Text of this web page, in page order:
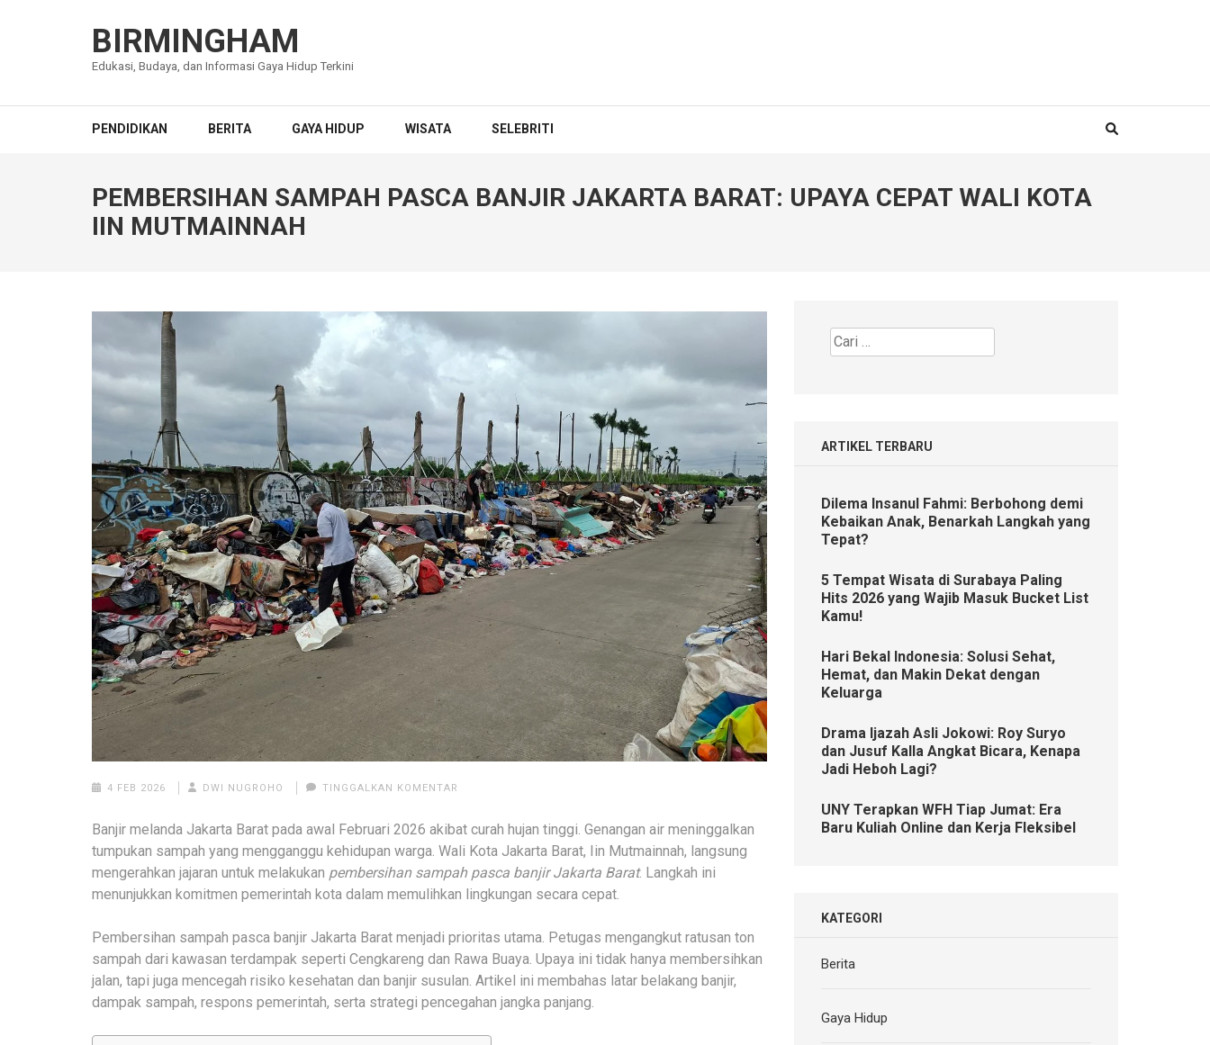
BIRMINGHAM
Edukasi, Budaya, dan Informasi Gaya Hidup Terkini
PENDIDIKAN BERITA GAYA HIDUP WISATA SELEBRITI
PEMBERSIHAN SAMPAH PASCA BANJIR JAKARTA BARAT: UPAYA CEPAT WALI KOTA
IIN MUTMAINNAH
4 FEB 2026 DWI NUGROHO TINGGALKAN KOMENTAR
Banjir melanda Jakarta Barat pada awal Februari 2026 akibat curah hujan tinggi. Genangan air meninggalkan
tumpukan sampah yang mengganggu kehidupan warga. Wali Kota Jakarta Barat, Iin Mutmainnah, langsung
mengerahkan jajaran untuk melakukan pembersihan sampah pasca banjir Jakarta Barat. Langkah ini
menunjukkan komitmen pemerintah kota dalam memulihkan lingkungan secara cepat.
Pembersihan sampah pasca banjir Jakarta Barat menjadi prioritas utama. Petugas mengangkut ratusan ton
sampah dari kawasan terdampak seperti Cengkareng dan Rawa Buaya. Upaya ini tidak hanya membersihkan
jalan, tapi juga mencegah risiko kesehatan dan banjir susulan. Artikel ini membahas latar belakang banjir,
dampak sampah, respons pemerintah, serta strategi pencegahan jangka panjang.
Cari
untuk:
ARTIKEL TERBARU
Dilema Insanul Fahmi: Berbohong demi
Kebaikan Anak, Benarkah Langkah yang
Tepat?
5 Tempat Wisata di Surabaya Paling
Hits 2026 yang Wajib Masuk Bucket List
Kamu!
Hari Bekal Indonesia: Solusi Sehat,
Hemat, dan Makin Dekat dengan
Keluarga
Drama Ijazah Asli Jokowi: Roy Suryo
dan Jusuf Kalla Angkat Bicara, Kenapa
Jadi Heboh Lagi?
UNY Terapkan WFH Tiap Jumat: Era
Baru Kuliah Online dan Kerja Fleksibel
KATEGORI
Berita
Gaya Hidup